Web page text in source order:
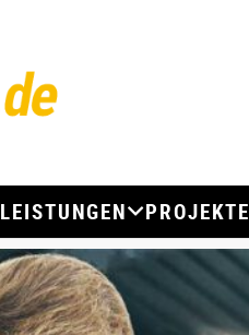
LEISTUNGEN PROJEKTE